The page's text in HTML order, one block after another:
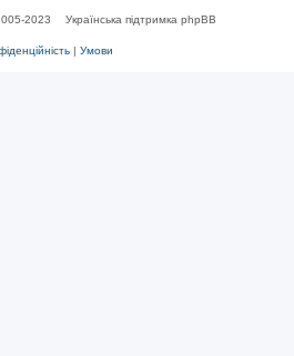
2023 Українська підтримка phpBB
| Умови